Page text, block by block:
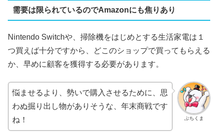
需要は限られているのでAmazonにも焦りあり
Nintendo Switchや、掃除機をはじめとする生活家電は１
つ買えば十分ですから、どこのショップで買ってもらえる
か、早めに顧客を獲得する必要があります。
ぶちくま
悩ませるより、勢いで購入させるために、思
わぬ掘り出し物がありそうな、年末商戦です
ね！